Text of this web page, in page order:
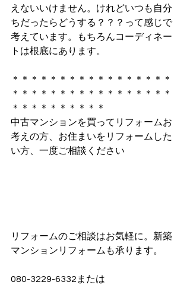
えないいけません。けれどいつも自分
ちだったらどうする？？？って感じで
考えています。もちろんコーディネー
トは根底にあります。
＊＊＊＊＊＊＊＊＊＊＊＊＊＊＊＊＊
＊＊＊＊＊＊＊＊＊＊＊＊＊＊＊＊＊
＊＊＊＊＊＊＊＊＊＊
中古マンションを買ってリフォームお
考えの方、お住まいをリフォームした
い方、一度ご相談ください
リフォームのご相談はお気軽に。新築
マンションリフォームも承ります。
080-3229-6332または